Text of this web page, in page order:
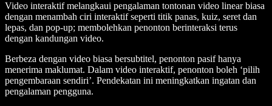
Video interaktif melangkaui pengalaman tontonan video linear biasa
dengan menambah ciri interaktif seperti titik panas, kuiz, seret dan
lepas, dan pop-up; membolehkan penonton berinteraksi terus
dengan kandungan video.
Berbeza dengan video biasa bersubtitel, penonton pasif hanya
menerima maklumat. Dalam video interaktif, penonton boleh ‘pilih
pengembaraan sendiri’. Pendekatan ini meningkatkan ingatan dan
pengalaman pengguna.